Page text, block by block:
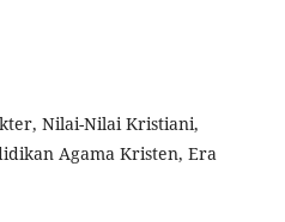
Nilai-Nilai Kristiani,
Agama Kristen, Era